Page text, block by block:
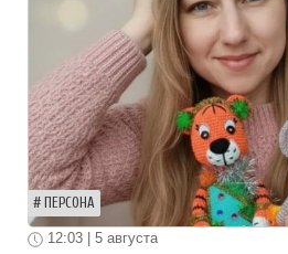
ПЕРСОНА
12:03 | 5 августа